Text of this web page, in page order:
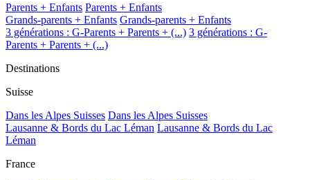
Parents + Enfants Parents + Enfants
Grands-parents + Enfants Grands-parents + Enfants
3 générations : G-Parents + Parents + (...) 3 générations : G-
Parents + Parents + (...)
Destinations
Suisse
Dans les Alpes Suisses Dans les Alpes Suisses
Lausanne & Bords du Lac Léman Lausanne & Bords du Lac
Léman
France